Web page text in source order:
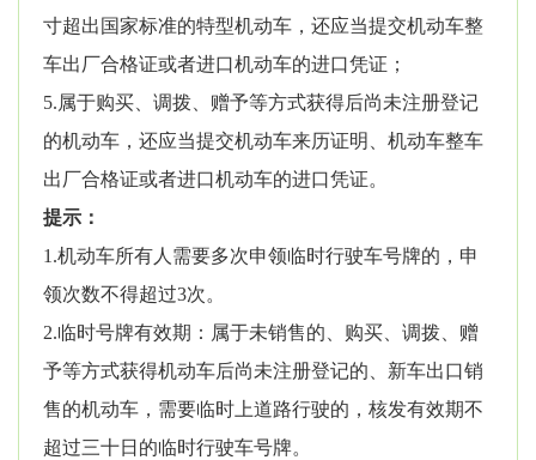
寸超出国家标准的特型机动车，还应当提交机动车整
车出厂合格证或者进口机动车的进口凭证；
5.属于购买、调拨、赠予等方式获得后尚未注册登记
的机动车，还应当提交机动车来历证明、机动车整车
出厂合格证或者进口机动车的进口凭证。
提示：
1.机动车所有人需要多次申领临时行驶车号牌的，申
领次数不得超过3次。
2.临时号牌有效期：属于未销售的、购买、调拨、赠
予等方式获得机动车后尚未注册登记的、新车出口销
售的机动车，需要临时上道路行驶的，核发有效期不
超过三十日的临时行驶车号牌。